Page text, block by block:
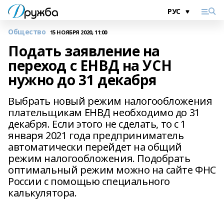
Общество 15 НОЯБРЯ 2020, 11:00
Подать заявление на
переход с ЕНВД на УСН
нужно до 31 декабря
Выбрать новый режим налогообложения
плательщикам ЕНВД необходимо до 31
декабря. Если этого не сделать, то с 1
января 2021 года предприниматель
автоматически перейдет на общий
режим налогообложения. Подобрать
оптимальный режим можно на сайте ФНС
России с помощью специального
калькулятора.